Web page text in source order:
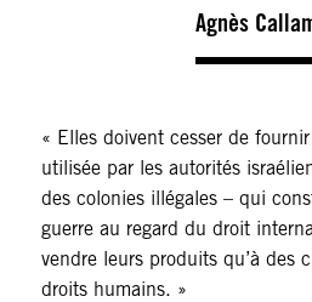
Agnès
« Elles doivent cesser de
utilisée par les autorités
des colonies illégales – qui
guerre au regard du droit
vendre leurs produits qu’à des
droits humains. »